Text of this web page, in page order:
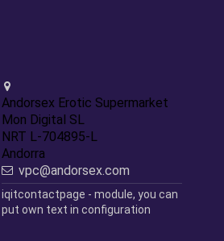
Andorsex Erotic Supermarket
Mon Digital SL
NRT L-704895-L
Andorra
vpc@andorsex.com
iqitcontactpage - module, you can
put own text in configuration